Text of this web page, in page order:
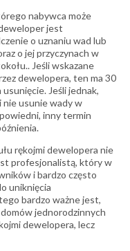
nabywca może
jest
o uznaniu wad lub
o jej przyczynach w
Jeśli wskazane
dewelopera, ten ma 30
Jeśli jednak,
nie usunie wady w
inny termin
rękojmi dewelopera nie
profesjonalistą, który w
i bardzo często
uniknięcia
bardzo ważne jest,
jednorodzinnych
dewelopera, lecz